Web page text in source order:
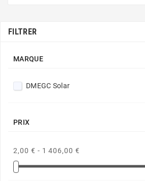
FILTRER
MARQUE
DMEGC Solar
PRIX
2,00 € - 1 406,00 €